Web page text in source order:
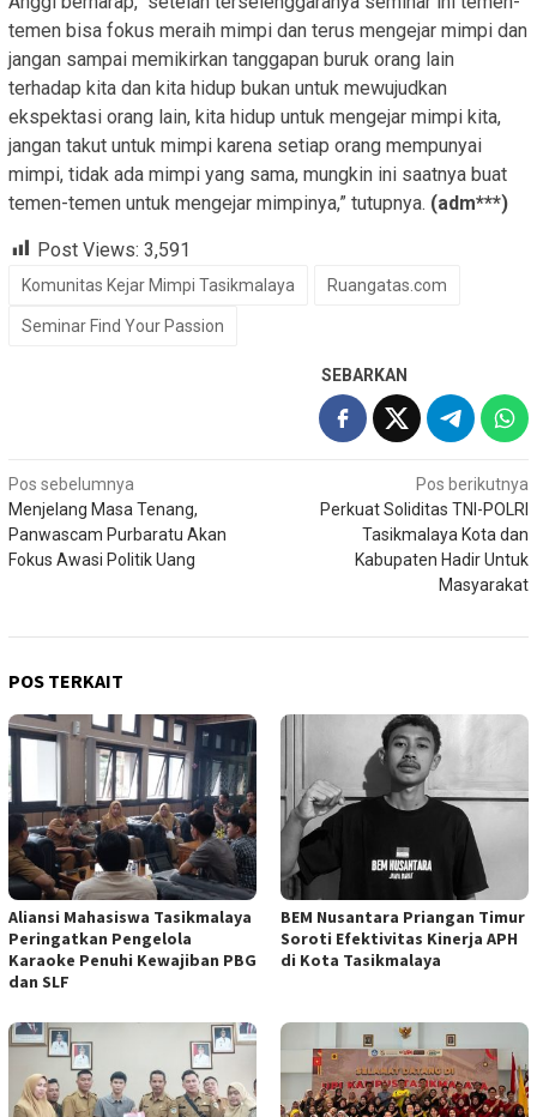
temen bisa fokus meraih mimpi dan terus mengejar mimpi dan
jangan sampai memikirkan tanggapan buruk orang lain
terhadap kita dan kita hidup bukan untuk mewujudkan
ekspektasi orang lain, kita hidup untuk mengejar mimpi kita,
jangan takut untuk mimpi karena setiap orang mempunyai
mimpi, tidak ada mimpi yang sama, mungkin ini saatnya buat
temen-temen untuk mengejar mimpinya,” tutupnya. (adm***)
Post Views: 3,591
Komunitas Kejar Mimpi Tasikmalaya Ruangatas.com
Seminar Find Your Passion
SEBARKAN
Navigasi
pos
Pos sebelumnya
Menjelang Masa Tenang,
Panwascam Purbaratu Akan
Fokus Awasi Politik Uang
Pos berikutnya
Perkuat Soliditas TNI-POLRI
Tasikmalaya Kota dan
Kabupaten Hadir Untuk
Masyarakat
POS TERKAIT
Aliansi Mahasiswa Tasikmalaya
Peringatkan Pengelola
Karaoke Penuhi Kewajiban PBG
dan SLF
BEM Nusantara Priangan Timur
Soroti Efektivitas Kinerja APH
di Kota Tasikmalaya